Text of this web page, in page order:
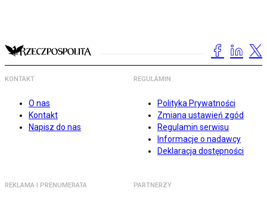
KONTAKT
O nas
Kontakt
Napisz do nas
REGULAMIN
Polityka Prywatności
Zmiana ustawień zgód
Regulamin serwisu
Informacje o nadawcy
Deklaracja dostępności
REKLAMA I PRENUMERATA PARTNERZY